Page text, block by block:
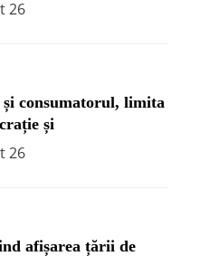
26
și consumatorul, limita
și
26
afișarea țării de